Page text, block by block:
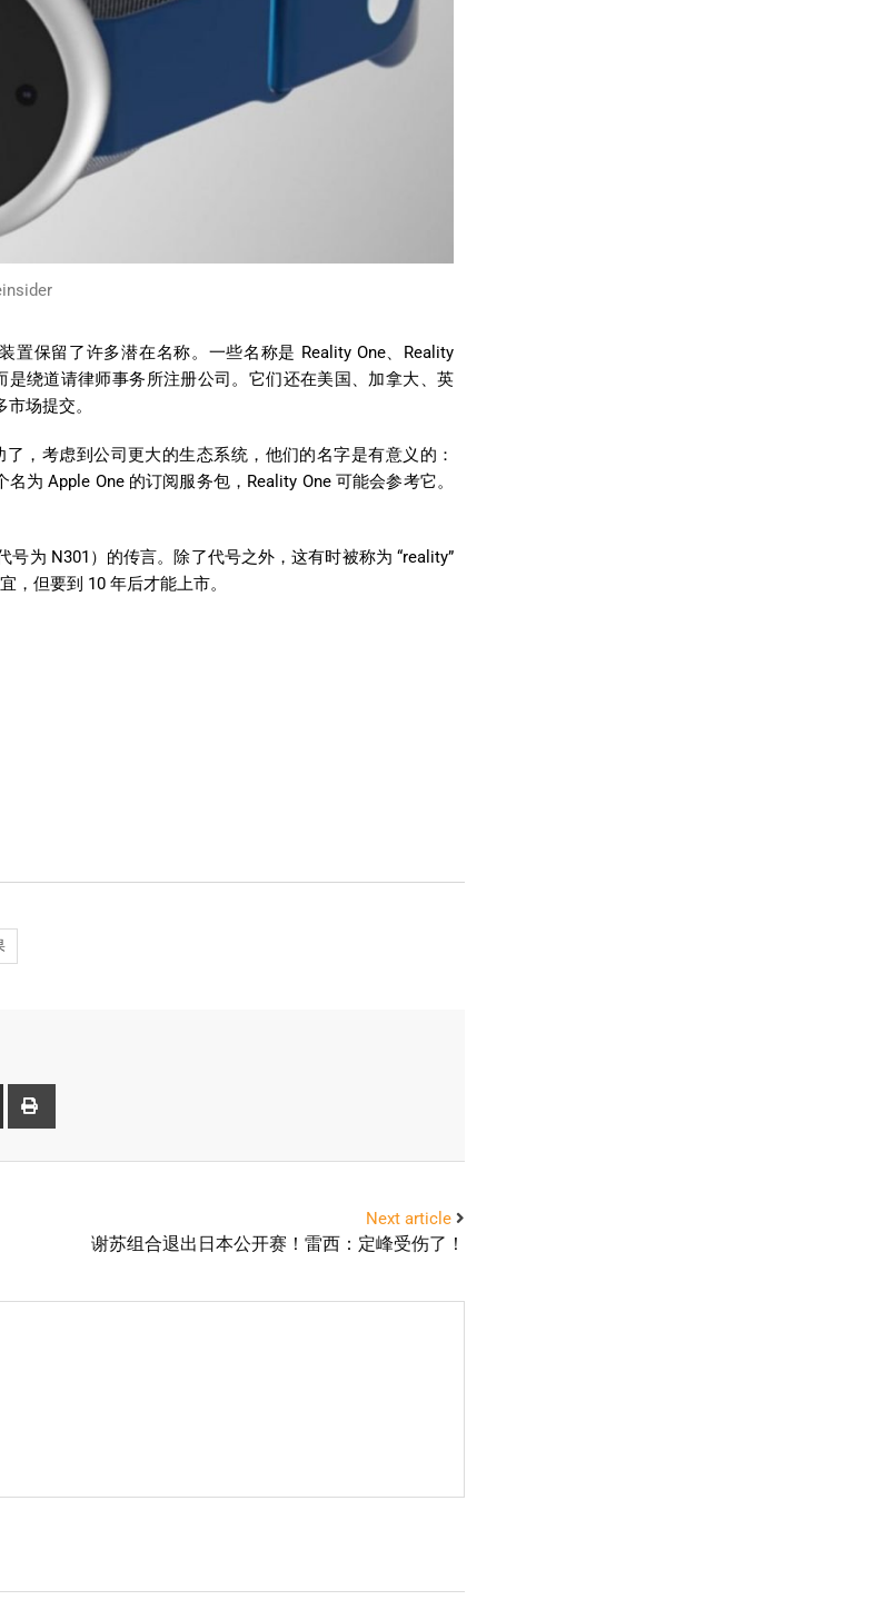
保留了许多潜在名称。一些名称是 Reality One、Reality
绕道请律师事务所注册公司。它们还在美国、加拿大、英
场提交。
，考虑到公司更大的生态系统，他们的名字是有意义的：
为 Apple One 的订阅服务包，Reality One 可能会参考它。
为 N301）的传言。除了代号之外，这有时被称为 “reality”
，但要到 10 年后才能上市。
Next article
谢苏组合退出日本公开赛！雷西：定峰受伤了！